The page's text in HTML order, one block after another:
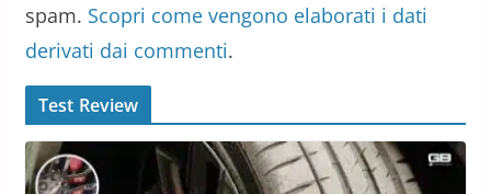
spam. Scopri come vengono elaborati i dati
derivati dai commenti.
Test Review